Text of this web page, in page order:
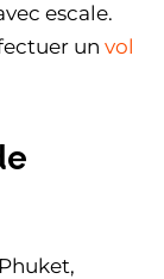
escale.
un vol